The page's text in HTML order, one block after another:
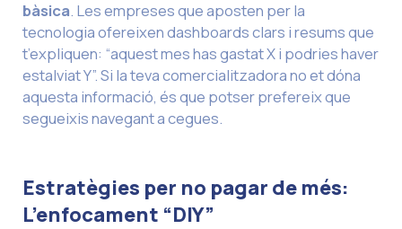
bàsica. Les empreses que aposten per la
tecnologia ofereixen dashboards clars i resums que
t’expliquen: “aquest mes has gastat X i podries haver
estalviat Y”. Si la teva comercialitzadora no et dóna
aquesta informació, és que potser prefereix que
segueixis navegant a cegues.
Estratègies per no pagar de més:
L’enfocament “DIY”